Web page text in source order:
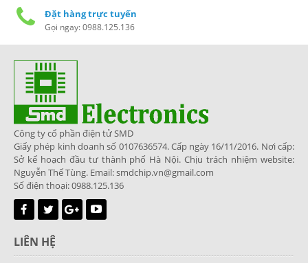
Đặt hàng trực tuyến
Gọi ngay: 0988.125.136
Công ty cổ phần điện tử SMD
Giấy phép kinh doanh số 0107636574. Cấp ngày 16/11/2016. Nơi cấp:
Sở kế hoạch đầu tư thành phố Hà Nội. Chịu trách nhiệm website:
Nguyễn Thế Tùng. Email: smdchip.vn@gmail.com
Số điện thoại: 0988.125.136
LIÊN HỆ